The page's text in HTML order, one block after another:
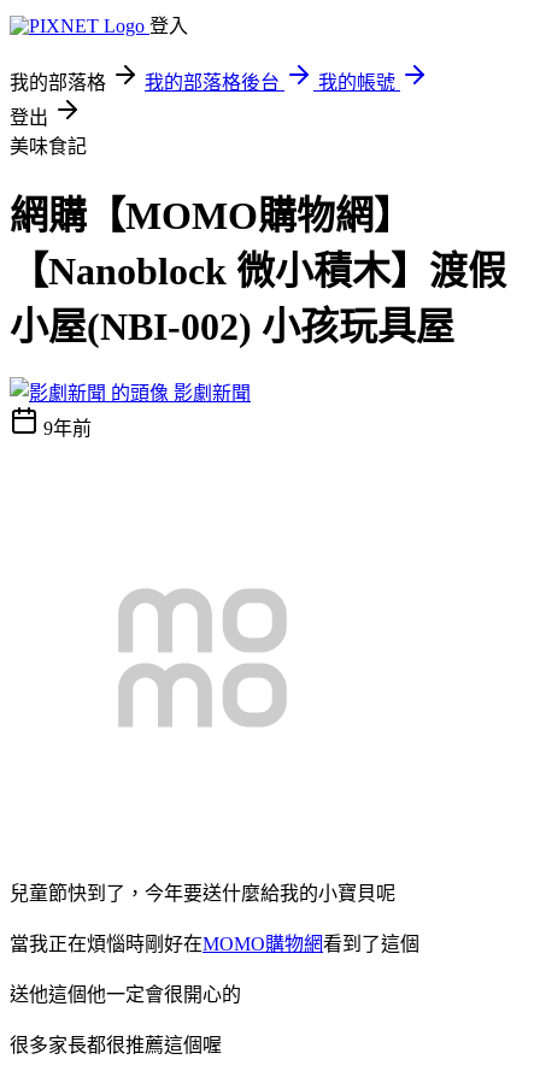
登入
我的部落格 我的部落格後台
我的帳號
登出
美味食記
網購【MOMO購物網】
【Nanoblock 微小積木】渡假
小屋(NBI-002) 小孩玩具屋
影劇新聞
9年前
兒童節快到了，今年要送什麼給我的小寶貝呢
當我正在煩惱時剛好在MOMO購物網看到了這個
送他這個他一定會很開心的
很多家長都很推薦這個喔